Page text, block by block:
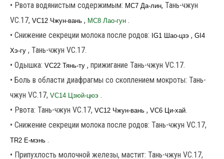
• Рвота водянистым содержимым: MC7 Да-лин, Тань-чжун
VC.17, VC12 Чжун-вань , MC8 Лао-гун .
• Снижение секреции молока после родов: IG1 Шао-цзэ , GI4
Хэ-гу , Тань-чжун VC.17.
• Одышка: VC22 Тянь-ту , прижигание Тань-чжун VC.17.
• Боль в области диафрагмы со скоплением мокроты: Тань-
чжун VC.17, VC14 Цзюй-цюэ .
• Рвота: Тань-чжун VC.17, VC12 Чжун-вань , VC6 Ци-хай.
• Снижение секреции молока после родов: Тань-чжун VC.17,
TR2 Е-мэнь .
• Припухлость молочной железы, мастит: Тань-чжун VC.17,